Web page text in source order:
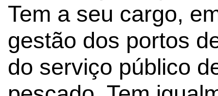
Tem a seu cargo,
gestão dos portos
do serviço público